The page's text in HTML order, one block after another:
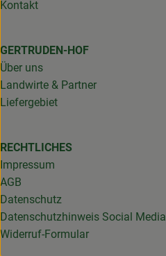
Kontakt
GERTRUDEN-HOF
Über uns
Landwirte & Partner
Liefergebiet
RECHTLICHES
Impressum
AGB
Datenschutz
Datenschutzhinweis Social Media
Widerruf-Formular